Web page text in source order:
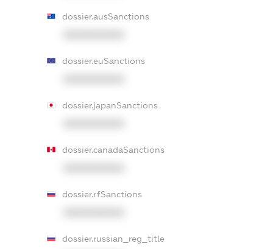
dossier.ausSanctions
dossier.euSanctions
dossier.japanSanctions
dossier.canadaSanctions
dossier.rfSanctions
dossier.russian_reg_title